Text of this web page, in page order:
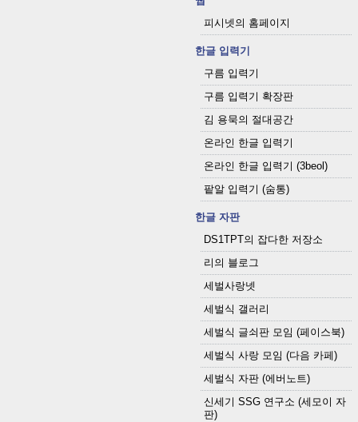
피시넷의 홈페이지
한글 입력기
구름 입력기
구름 입력기 확장판
김 용묵의 절대공간
온라인 한글 입력기
온라인 한글 입력기 (3beol)
팥알 입력기 (숨통)
한글 자판
DS1TPT의 잡다한 저장소
리의 블로그
세벌사랑넷
세벌식 갤러리
세벌식 글쇠판 모임 (페이스북)
세벌식 사랑 모임 (다음 카페)
세벌식 자판 (에버노트)
신세기 SSG 연구소 (세모이 자
판)